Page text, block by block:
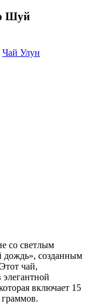
Шуй
Чай Улун
со светлым
созданным
чай,
включает 15